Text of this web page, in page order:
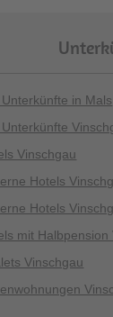
in Mals
Vinschgau
Hotels
Hotels
mit Halbpension
Vinschgau